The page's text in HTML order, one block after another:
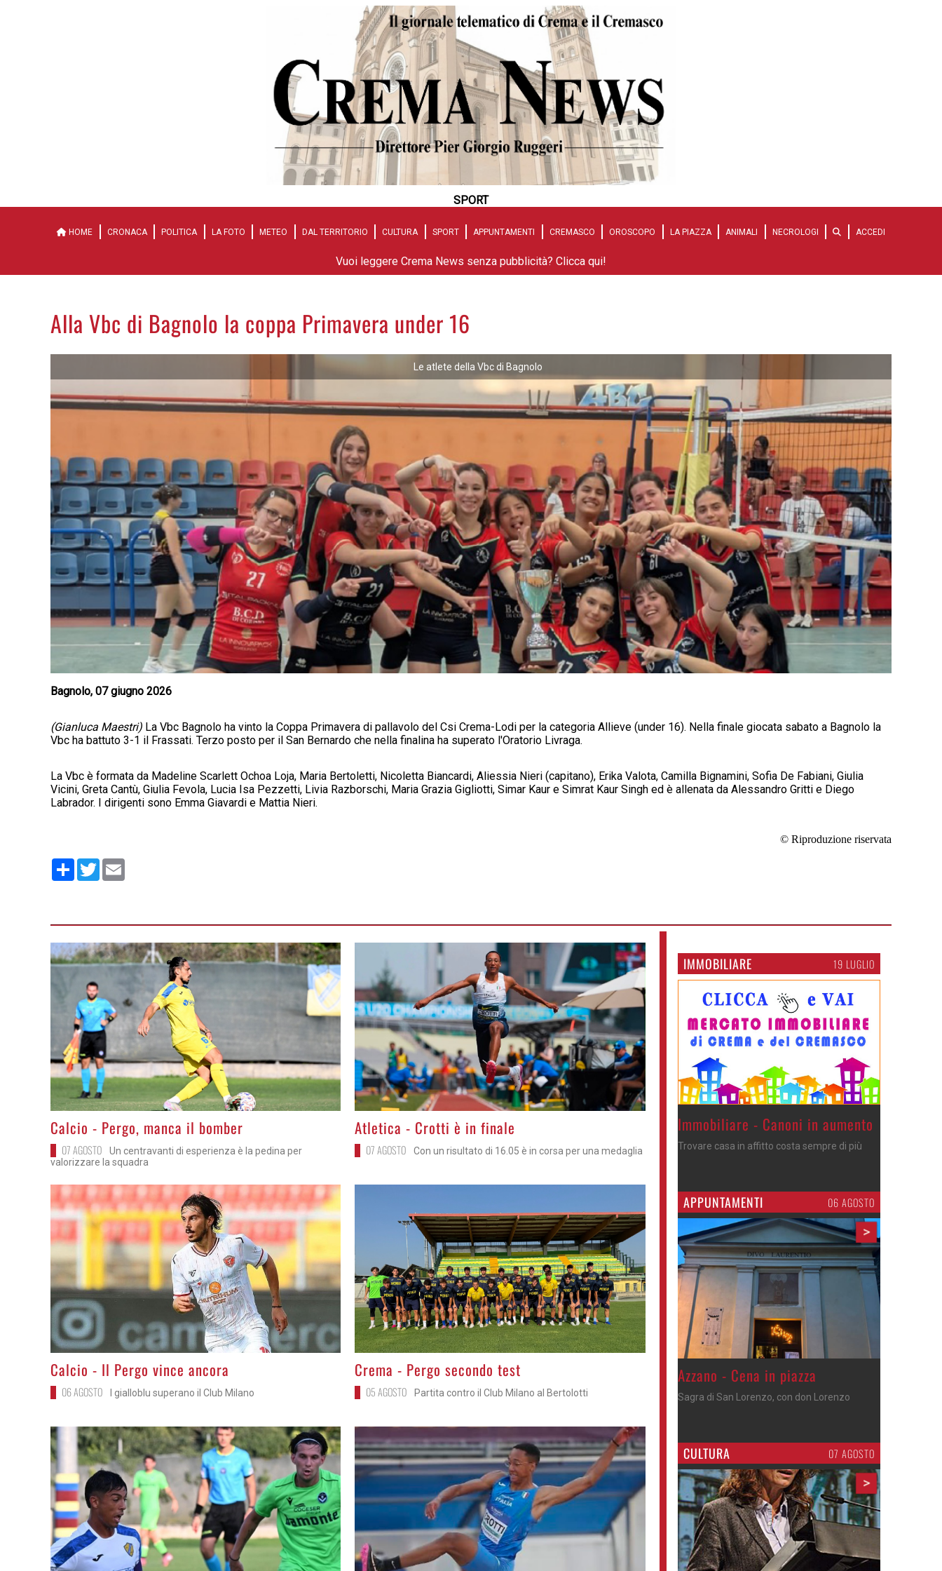
SPORT
HOME CRONACA POLITICA LA FOTO METEO DAL TERRITORIO CULTURA SPORT APPUNTAMENTI CREMASCO OROSCOPO LA PIAZZA ANIMALI NECROLOGI ACCEDI
Vuoi leggere Crema News senza pubblicità? Clicca qui!
Alla Vbc di Bagnolo la coppa Primavera under 16
Le atlete della Vbc di Bagnolo
Bagnolo, 07 giugno 2026
(Gianluca Maestri) La Vbc Bagnolo ha vinto la Coppa Primavera di pallavolo del Csi Crema-Lodi per la categoria Allieve (under 16). Nella finale giocata sabato a Bagnolo la
Vbc ha battuto 3-1 il Frassati. Terzo posto per il San Bernardo che nella finalina ha superato l'Oratorio Livraga.
La Vbc è formata da Madeline Scarlett Ochoa Loja, Maria Bertoletti, Nicoletta Biancardi, Aliessia Nieri (capitano), Erika Valota, Camilla Bignamini, Sofia De Fabiani, Giulia
Vicini, Greta Cantù, Giulia Fevola, Lucia Isa Pezzetti, Livia Razborschi, Maria Grazia Gigliotti, Simar Kaur e Simrat Kaur Singh ed è allenata da Alessandro Gritti e Diego
Labrador. I dirigenti sono Emma Giavardi e Mattia Nieri.
© Riproduzione riservata
Condividi
Twitter
>
Calcio - Pergo, manca il bomber
07 AGOSTO
Un centravanti di esperienza è la pedina per
valorizzare la squadra
>
Atletica - Crotti è in finale
07 AGOSTO Con un risultato di 16.05 è in corsa per una medaglia
>
Calcio - Il Pergo vince ancora
06 AGOSTO I gialloblu superano il Club Milano
>
Crema - Pergo secondo test
05 AGOSTO Partita contro il Club Milano al Bertolotti
IMMOBILIARE 19 LUGLIO
Immobiliare - Canoni in aumento
Trovare casa in affitto costa sempre di più
APPUNTAMENTI 06 AGOSTO
>
Gli appuntamenti fino a sabato
Cosa fare questi giorni nel Cremasco
CULTURA 07 AGOSTO
>